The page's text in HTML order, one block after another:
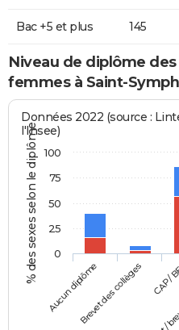
Bac +5 et plus 145
Niveau de diplôme
femmes à Saint-
% des sexes selon le diplôme
Données 2022 (source :
l'Insee)
Aucun diplômeBrevet des collèges CAP /
0
25
50
75
100